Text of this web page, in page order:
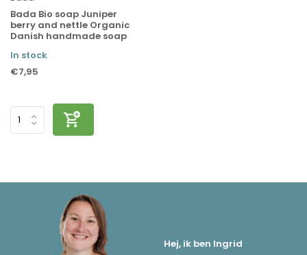
Bada Bio soap Juniper
berry and nettle Organic
Danish handmade soap
In stock
€7,95
Hej, ik ben Ingrid